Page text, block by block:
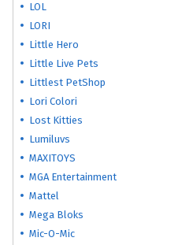
LOL
LORI
Little Hero
Little Live Pets
Littlest PetShop
Lori Colori
Lost Kitties
Lumiluvs
MAXITOYS
MGA Entertainment
Mattel
Mega Bloks
Mic-O-Mic